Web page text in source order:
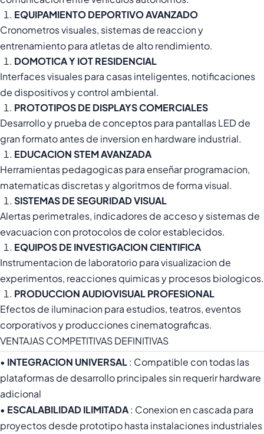
EQUIPAMIENTO DEPORTIVO AVANZADO
Cronometros visuales, sistemas de reaccion y
entrenamiento para atletas de alto rendimiento.
DOMOTICA Y IOT RESIDENCIAL
Interfaces visuales para casas inteligentes, notificaciones
de dispositivos y control ambiental.
PROTOTIPOS DE DISPLAYS COMERCIALES
Desarrollo y prueba de conceptos para pantallas LED de
gran formato antes de inversion en hardware industrial.
EDUCACION STEM AVANZADA
Herramientas pedagogicas para enseñar programacion,
matematicas discretas y algoritmos de forma visual.
SISTEMAS DE SEGURIDAD VISUAL
Alertas perimetrales, indicadores de acceso y sistemas de
evacuacion con protocolos de color establecidos.
EQUIPOS DE INVESTIGACION CIENTIFICA
Instrumentacion de laboratorio para visualizacion de
experimentos, reacciones quimicas y procesos biologicos.
PRODUCCION AUDIOVISUAL PROFESIONAL
Efectos de iluminacion para estudios, teatros, eventos
corporativos y producciones cinematograficas.
VENTAJAS COMPETITIVAS DEFINITIVAS
• INTEGRACION UNIVERSAL: Compatible con todas las
plataformas de desarrollo principales sin requerir hardware
adicional
• ESCALABILIDAD ILIMITADA: Conexion en cascada para
proyectos desde prototipo hasta instalaciones industriales